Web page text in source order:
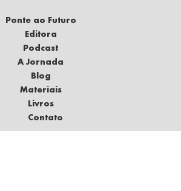
Ponte ao Futuro
Editora
Podcast
A Jornada
Blog
Materiais
Livros
Contato